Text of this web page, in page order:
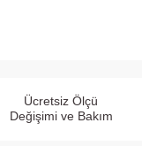
Ücretsiz Ölçü
Değişimi ve Bakım